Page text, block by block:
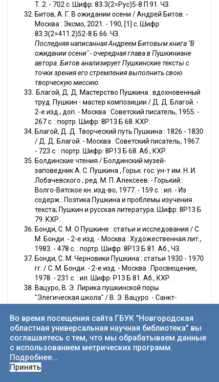
Т. 2. - 702 с. Шифр: 83.3(2=Рус)5-8 П 91. ЧЗ.
Битов, А. Г. В ожидании осени / Андрей Битов. -
Москва : Эксмо, 2021. - 190, [1] с. Шифр:
83.3(2=411.2)52-8 Б 66. ЧЗ.
Последняя написанная Андреем Битовым книга "В
ожидании осени" - очередная глава в Пушкиниане
автора. Битов анализирует Пушкинские тексты с
точки зрения его стремления выполнить свою
творческую миссию.
.Благой, Д. Д. Мастерство Пушкина : вдохновенный
труд. Пушкин - мастер композиции / Д. Д. Благой. -
2-е изд., доп. - Москва : Советский писатель, 1955. -
267 с. : портр. Шифр: 8Р13 Б 68. КХР.
Благой, Д. Д. Творческий путь Пушкина : 1826 - 1830
/ Д. Д. Благой. - Москва : Советский писатель, 1967.
- 723 с. : портр. Шифр: 8Р13 Б 68. Аб., КХР.
Болдинские чтения / Болдинский музей-
заповедник А. С. Пушкина , Горьк. гос. ун-т им. Н. И.
Лобачевского ; ред. М. П. Алексеев. - Горький :
Волго-Вятское кн. изд-во, 1977. - 159 с. : ил. - Из
содерж.: Поэтика Пушкина и проблемы изучения
текста; Пушкин и русская литература. Шифр: 8Р13 Б
79. КХР.
Бонди, С. М. О Пушкине : статьи и исследования / С.
М. Бонди. - 2-е изд. - Москва : Художественная лит.,
1983. - 478 с. : портр. Шифр: 8Р13 Б 81. Аб., ЧЗ.
Бонди, С. М. Черновики Пушкина : статьи 1930 - 1970
гг. / С. М. Бонди. - 2-е изд. - Москва : Просвещение,
1978. - 231 с. : ил. Шифр: Р13 Б 81. Аб., КХР.
Вацуро, В. Э. Лирика пушкинской поры
"Элегическая школа" / В. Э. Вацуро. - Санкт-
Аб.
Вацуро, В. Э. Сквозь "умственные плотины" : очерки
о книгах и прессе пушкинской поры / В. Э. Вацуро,
М. И. Гиллельсон. - 2-е изд., доп. - Москва : Книга,
1986. - 381 с. : ил. Шифр: 8Р13 В 22. Аб., КХР.
Вацуро, В. Э."Северные цветы" : история альманаха
Во время посещения сайта ГБУК "Новгородская
областная универсальная научная библиотека" вы
соглашаетесь с тем, что мы обрабатываем данные
с использованием метрических программ.
Подробнее...
Принять